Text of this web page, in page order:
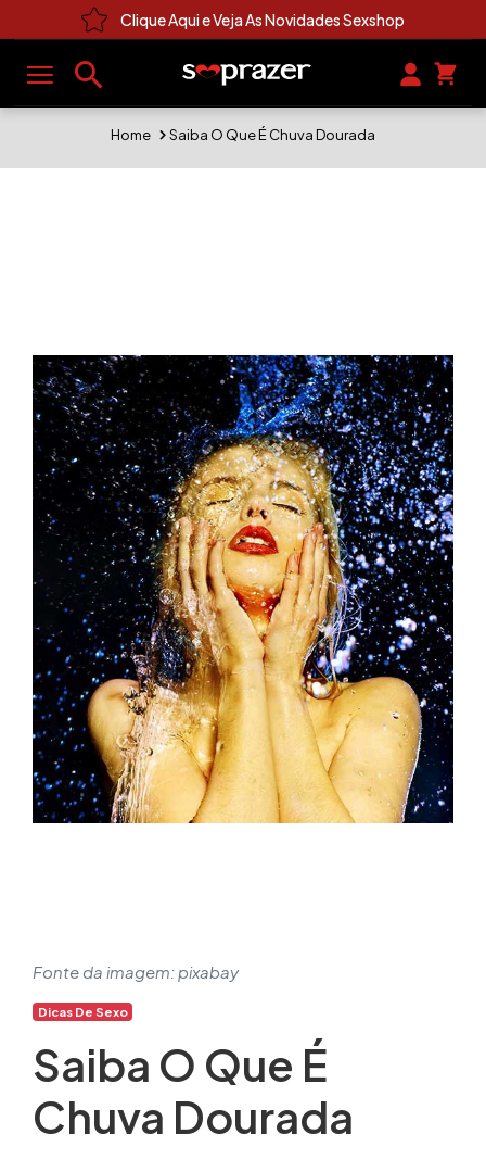
Clique Aqui e Veja As Novidades Sexshop
Home Saiba O Que É Chuva Dourada
Fonte da imagem: pixabay
Dicas De Sexo
Saiba O Que É
Chuva Dourada